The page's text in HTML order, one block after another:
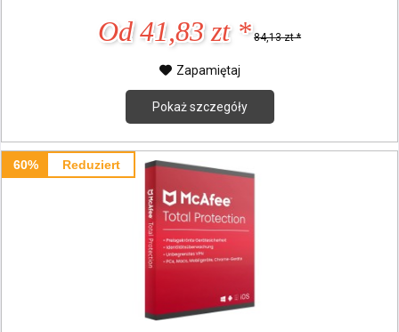
Od 41,83 zt * 84,13 zt *
Zapamiętaj
Pokaż szczegóły
60% Reduziert